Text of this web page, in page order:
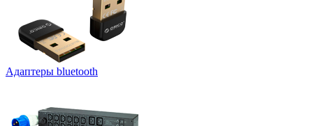
Адаптеры bluetooth